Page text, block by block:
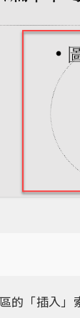
的「插入